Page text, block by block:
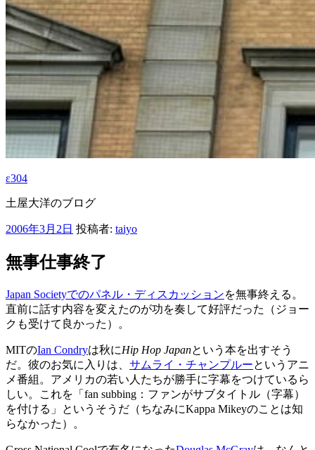
ε304
土屋大洋のブログ
投
日:
2006年3月2日 投稿者: taiyo
無事仕事終了
Japan Societyでのパネル・ディスカッションを無事終える。
直前に話す内容を変えたのが功を奏して好評だった（ジョー
クも受けて良かった）。
MITのIan Condryは秋にHip Hop Japanという本を出すそう
だ。彼のお気に入りは、 サムライ・チャンプルーというアニ
メ番組。アメリカの若い人たちが勝手に字幕をつけているら
しい。これを「fan subbing：ファンがサブタイトル（字幕）
を付ける」というそうだ（ちなみにKappa Mikeyのことは知
らなかった）。